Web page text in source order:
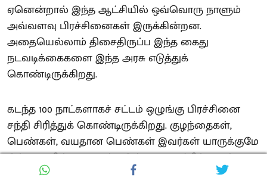
ஏனென்றால் இந்த ஆட்சியில் ஒவ்வொரு நாளும்
அவ்வளவு பிரச்சினைகள் இருக்கின்றன.
அதையெல்லாம் திசைதிருப்ப இந்த கைது
நடவடிக்கைகளை இந்த அரசு எடுத்துக்
கொண்டிருக்கிறது.
கடந்த 100 நாட்களாகச் சட்டம் ஒழுங்கு பிரச்சினை
சந்தி சிரித்துக் கொண்டிருக்கிறது. குழந்தைகள்,
பெண்கள், வயதான பெண்கள் இவர்கள் யாருக்குமே
இந்த அரசில் பாதுகாப்பு இல்லை. ஆட்சிக்கு வந்த
பிறகு கடந்த 5 வாரங்களில் மட்டும் நான்கு